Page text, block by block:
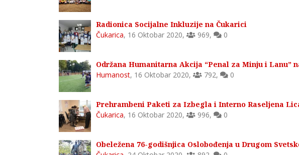
Radionica Socijalne Inkluzije na Čukarici
Čukarica, 16 Oktobar 2020, 969, 0
Održana Humanitarna Akcija “Penal za Minju i Lanu”
Humanost, 16 Oktobar 2020, 792, 0
Prehrambeni Paketi za Izbegla i Interno Raseljena
Čukarica, 16 Oktobar 2020, 996, 0
Obeležena 76-godišnjica Oslobođenja u Drugom